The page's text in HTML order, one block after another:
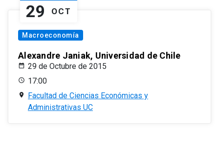
29 OCT
Macroeconomía
Alexandre Janiak, Universidad de Chile
29 de Octubre de 2015
17:00
Facultad de Ciencias Económicas y
Administrativas UC